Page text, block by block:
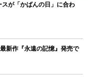
が「かばんの日」に合わ
新作『永遠の記憶』発売で